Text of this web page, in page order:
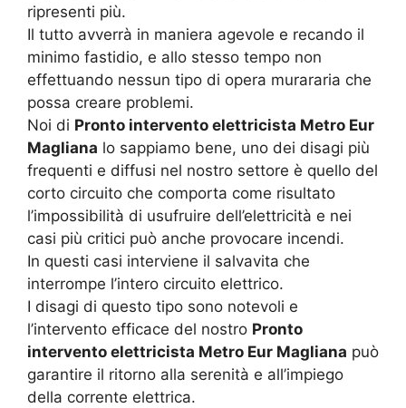
ripresenti più.
Il tutto avverrà in maniera agevole e recando il
minimo fastidio, e allo stesso tempo non
effettuando nessun tipo di opera murararia che
possa creare problemi.
Noi di Pronto intervento elettricista Metro Eur
Magliana lo sappiamo bene, uno dei disagi più
frequenti e diffusi nel nostro settore è quello del
corto circuito che comporta come risultato
l’impossibilità di usufruire dell’elettricità e nei
casi più critici può anche provocare incendi.
In questi casi interviene il salvavita che
interrompe l’intero circuito elettrico.
I disagi di questo tipo sono notevoli e
l’intervento efficace del nostro Pronto
intervento elettricista Metro Eur Magliana può
garantire il ritorno alla serenità e all’impiego
della corrente elettrica.